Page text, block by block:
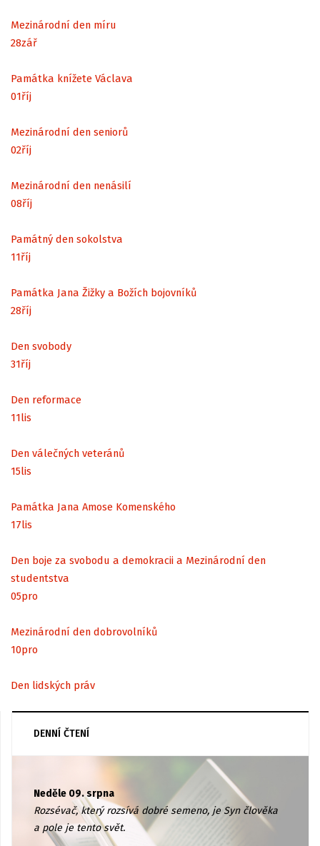
Mezinárodní den míru
28zář
Památka knížete Václava
01říj
Mezinárodní den seniorů
02říj
Mezinárodní den nenásilí
08říj
Památný den sokolstva
11říj
Památka Jana Žižky a Božích bojovníků
28říj
Den svobody
31říj
Den reformace
11lis
Den válečných veteránů
15lis
Památka Jana Amose Komenského
17lis
Den boje za svobodu a demokracii a Mezinárodní den
studentstva
05pro
Mezinárodní den dobrovolníků
10pro
Den lidských práv
DENNÍ ČTENÍ
Neděle 09. srpna
Rozsévač, který rozsívá dobré semeno, je Syn člověka
a pole je tento svět.